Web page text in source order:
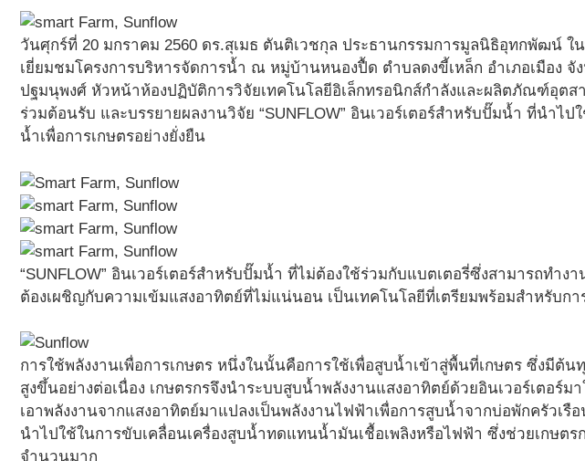
วันศุกร์ที่ 20 มกราคม 2560 ดร.สุเมธ ตันติเวชกุล ประธานกรรมการมูลนิธิอุทกพัฒน์ ใ
เยี่ยมชมโครงการบริหารจัดการน้ำ ณ หมู่บ้านหนองปื้ด ตำบลดงขี้เหล็ก อำเภอเมือง
ปฐมนุพงศ์ หัวหน้าห้องปฏิบัติการวิจัยเทคโนโลยีอิเล็กทรอนิกส์กำลังและผลิตภัณฑ์อุตส
ร่วมต้อนรับ และบรรยายผลงานวิจัย “SUNFLOW” อินเวอร์เตอร์สำหรับปั๊มน้ำ ที่นำไ
น้ำเพื่อการเกษตรอย่างยั่งยืน
“SUNFLOW” อินเวอร์เตอร์สำหรับปั๊มน้ำ ที่ไม่ต้องใช้ร่วมกับแบตเตอรี่ซึ่งสามารถทำง
ต้องเผชิญกับความเข้มแสงอาทิตย์ที่ไม่แน่นอน เป็นเทคโนโลยีที่เตรียมพร้อมสำหรับก
การใช้พลังงานเพื่อการเกษตร หนึ่งในนั้นคือการใช้เพื่อสูบน้ำเข้าสู่พื้นที่เกษตร ซึ่งมีต้
สูงขึ้นอย่างต่อเนื่อง เกษตรกรจึงนำระบบสูบน้ำพลังงานแสงอาทิตย์ด้วยอินเวอร์เตอร์
เอาพลังงานจากแสงอาทิตย์มาแปลงเป็นพลังงานไฟฟ้าเพื่อการสูบน้ำจากบ่อพักครัวเรื
นำไปใช้ในการขับเคลื่อนเครื่องสูบน้ำทดแทนน้ำมันเชื้อเพลิงหรือไฟฟ้า ซึ่งช่วยเกษตร
จำนวนมาก